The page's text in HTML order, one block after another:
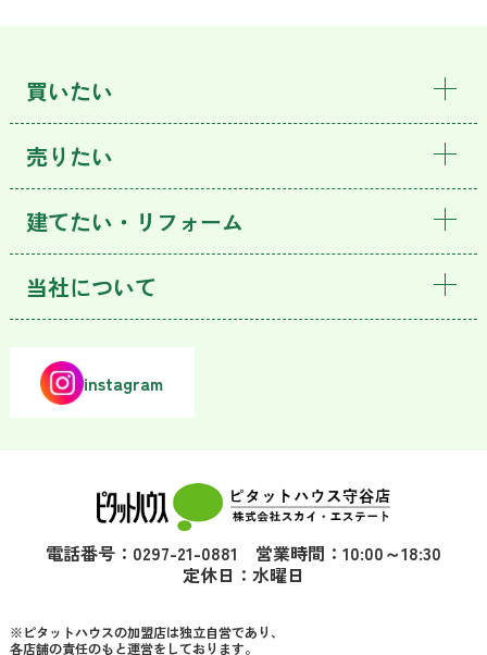
買いたい
売りたい
建てたい・リフォーム
当社について
instagram
電話番号：0297-21-0881 営業時間：10:00～18:30
定休日：水曜日
※ピタットハウスの加盟店は独立自営であり、
各店舗の責任のもと運営をしております。